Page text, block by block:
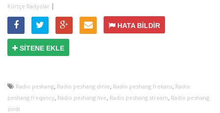
Kürtçe Radyolar |
HATA BİLDİR
SİTENE EKLE
Radio peshang, Radio peshang dinle, Radio peshang frekans, Radio
peshang freqancy, Radio peshang live, Radio peshang stream, Radio peshang
zindi